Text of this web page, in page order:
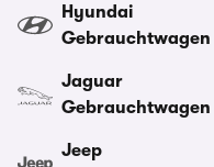
Hyundai
Gebrauchtwagen
Jaguar
Gebrauchtwagen
Jeep